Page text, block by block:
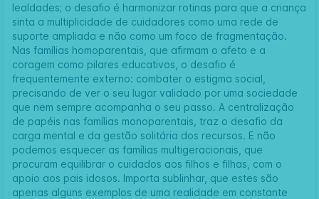
lealdades; o desafio é harmonizar rotinas para que a criança
sinta a multiplicidade de cuidadores como uma rede de
suporte ampliada e não como um foco de fragmentação.
Nas famílias homoparentais, que afirmam o afeto e a
coragem como pilares educativos, o desafio é
frequentemente externo: combater o estigma social,
precisando de ver o seu lugar validado por uma sociedade
que nem sempre acompanha o seu passo. A centralização
de papéis nas famílias monoparentais, traz o desafio da
carga mental e da gestão solitária dos recursos. E não
podemos esquecer as famílias multigeracionais, que
procuram equilibrar o cuidados aos filhos e filhas, com o
apoio aos pais idosos. Importa sublinhar, que estes são
apenas alguns exemplos de uma realidade em constante